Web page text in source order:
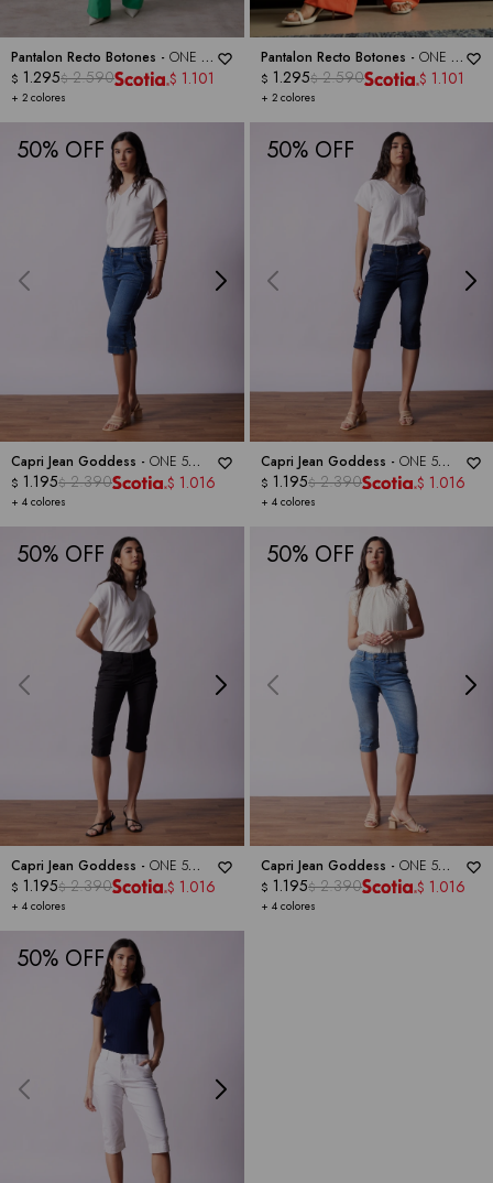
Pantalon Recto Botones - ONE 5
ONE
+ 2 colores
$ 1.295$ 2.590 $ 1.101
Pantalon Recto Botones - ONE 5
ONE
+ 2 colores
$ 1.295$ 2.590 $ 1.101
50
Capri Jean Goddess - ONE 5
ONE
+ 4 colores
$ 1.195$ 2.390 $ 1.016
50
Capri Jean Goddess - ONE 5
ONE
+ 4 colores
$ 1.195$ 2.390 $ 1.016
50
Capri Jean Goddess - ONE 5
ONE
+ 4 colores
$ 1.195$ 2.390 $ 1.016
50
Capri Jean Goddess - ONE 5
ONE
+ 4 colores
$ 1.195$ 2.390 $ 1.016
50